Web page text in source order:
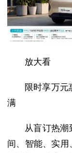
放大看
限时享万元
满
从盲订热潮
间、智能、实